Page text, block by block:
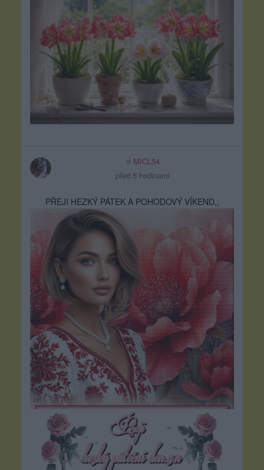
MICL54
před 5 hodinami
PŘEJI HEZKÝ PÁTEK A POHODOVÝ VÍKEND,,